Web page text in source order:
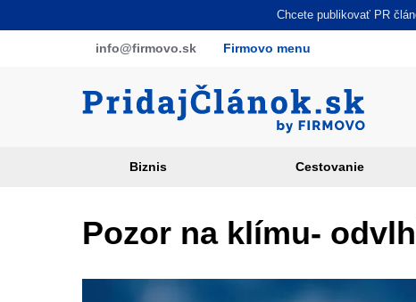
na
Chcete publikovať PR
info@firmovo.sk Firmovo menu
Biznis Cestovanie
Pozor na klímu-